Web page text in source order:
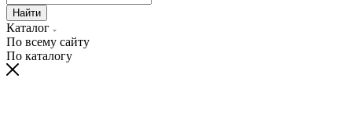
Найти
Каталог
По всему сайту
По каталогу